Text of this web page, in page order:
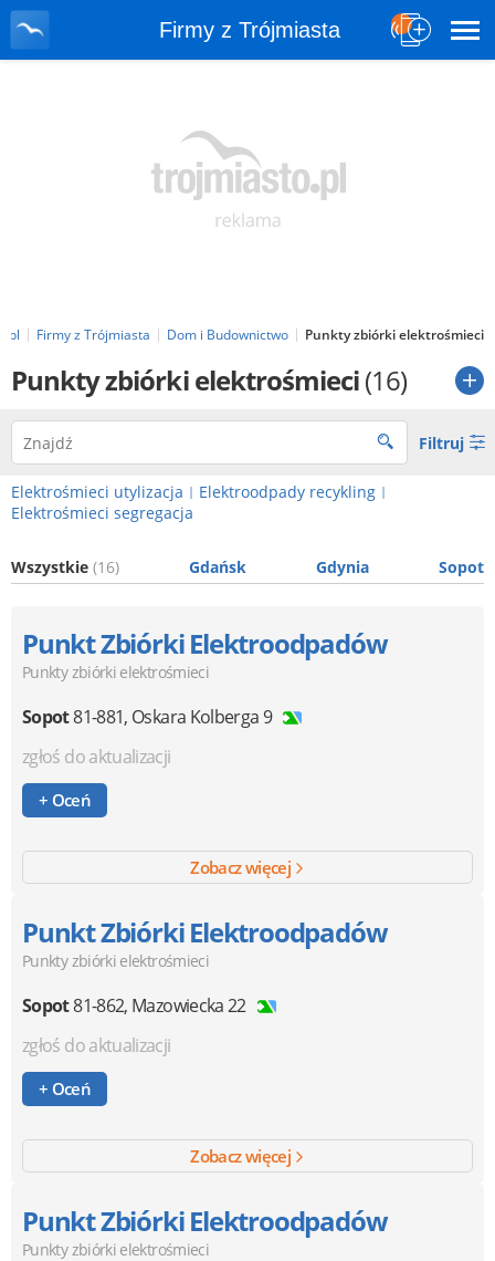
Firmy z Trójmiasta
Firmy z Trójmiasta Dom i Budownictwo Punkty zbiórki elektrośmieci
Punkty zbiórki elektrośmieci(16)
Filtruj
Elektrośmieci utylizacja | Elektroodpady recykling |
Elektrośmieci segregacja
Wszystkie (16) Gdańsk Gdynia Sopot
Punkt Zbiórki Elektroodpadów
Punkty zbiórki elektrośmieci
Sopot81-881, Oskara Kolberga 9
zgłoś do aktualizacji
+ Oceń
Zobacz więcej
Punkt Zbiórki Elektroodpadów
Punkty zbiórki elektrośmieci
Sopot81-862, Mazowiecka 22
zgłoś do aktualizacji
+ Oceń
Zobacz więcej
Punkt Zbiórki Elektroodpadów
Punkty zbiórki elektrośmieci